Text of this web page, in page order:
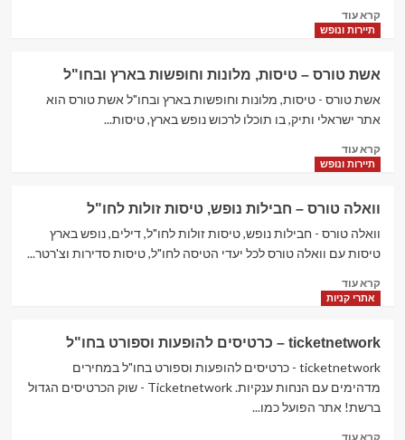
קרא עודRead
more
–
עד
50%
למקדימים
להזמין
תיירות ונופש
אשת טורס – טיסות, מלונות וחופשות בארץ ובחו"ל
אשת טורס - טיסות, מלונות וחופשות בארץ ובחו"ל אשת טורס הוא
אתר ישראלי ותיק, בו תוכלו לרכוש נופש בארץ, טיסות...
קרא עודRead
more
טורס
–
טיסות,
וחופשות
בארץ
תיירות ונופש
וואלה טורס – חבילות נופש, טיסות זולות לחו"ל
וואלה טורס - חבילות נופש, טיסות זולות לחו"ל, דילים, נופש בארץ
טיסות עם וואלה טורס לכל יעדי הטיסה לחו"ל, טיסות סדירות וצ'רטר...
קרא עודRead
more
טורס
–
חבילות
זולות
אתרי קניות
ticketnetwork – כרטיסים להופעות וספורט בחו"ל
ticketnetwork - כרטיסים להופעות וספורט בחו"ל במחירים
מדהימים עם הנחות ענקיות. Ticketnetwork - שוק הכרטיסים הגדול
ברשת! אתר הפועל כמו...
קרא עודRead